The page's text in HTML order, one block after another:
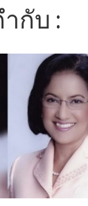
กับ :